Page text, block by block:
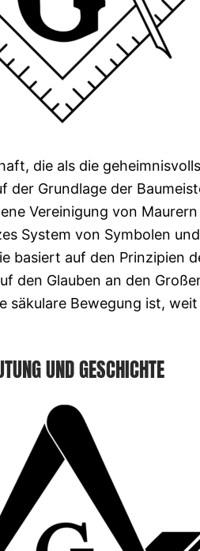
die als die
der Grundlage der
Vereinigung von
System von Symbolen
basiert auf den Prinzipien
den Glauben an den
säkulare Bewegung ist,
UND GESCHICHTE